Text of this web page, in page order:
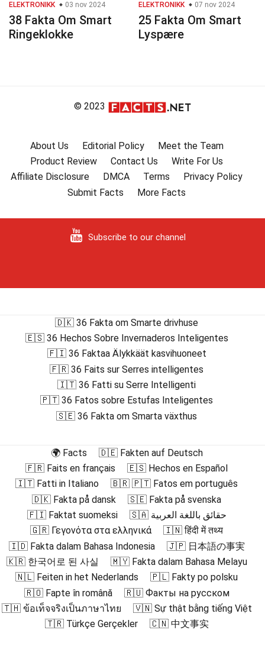
ELEKTRONIKK 03 nov 2024
38 Fakta Om Smart
Ringeklokke
ELEKTRONIKK 07 nov 2024
25 Fakta Om Smart
Lyspære
© 2023
About Us Editorial Policy
Meet the Team
Product Review
Contact Us
Write For Us
Affiliate Disclosure
DMCA Terms
Privacy Policy
Submit Facts
More Facts
Subscribe to our channel
🇩🇰 36 Fakta om Smarte drivhuse
🇪🇸 36 Hechos Sobre Invernaderos Inteligentes
🇫🇮 36 Faktaa Älykkäät kasvihuoneet
🇫🇷 36 Faits sur Serres intelligentes
🇮🇹 36 Fatti su Serre Intelligenti
🇵🇹 36 Fatos sobre Estufas Inteligentes
🇸🇪 36 Fakta om Smarta växthus
🌍 Facts
🇩🇪 Fakten auf Deutsch
🇫🇷 Faits en français
🇪🇸 Hechos en Español
🇮🇹 Fatti in Italiano
🇧🇷 🇵🇹 Fatos em português
🇩🇰 Fakta på dansk
🇸🇪 Fakta på svenska
🇫🇮 Faktat suomeksi
🇸🇦 حقائق باللغة العربية
🇬🇷 Γεγονότα στα ελληνικά
🇮🇳 हिंदी में तथ्य
🇮🇩 Fakta dalam Bahasa Indonesia
🇯🇵 日本語の事実
🇰🇷 한국어로 된 사실
🇲🇾 Fakta dalam Bahasa Melayu
🇳🇱 Feiten in het Nederlands
🇵🇱 Fakty po polsku
🇷🇴 Fapte în română
🇷🇺 Факты на русском
🇹🇭 ข้อเท็จจริงเป็นภาษาไทย
🇻🇳 Sự thật bằng tiếng Việt
🇹🇷 Türkçe Gerçekler
🇨🇳 中文事实